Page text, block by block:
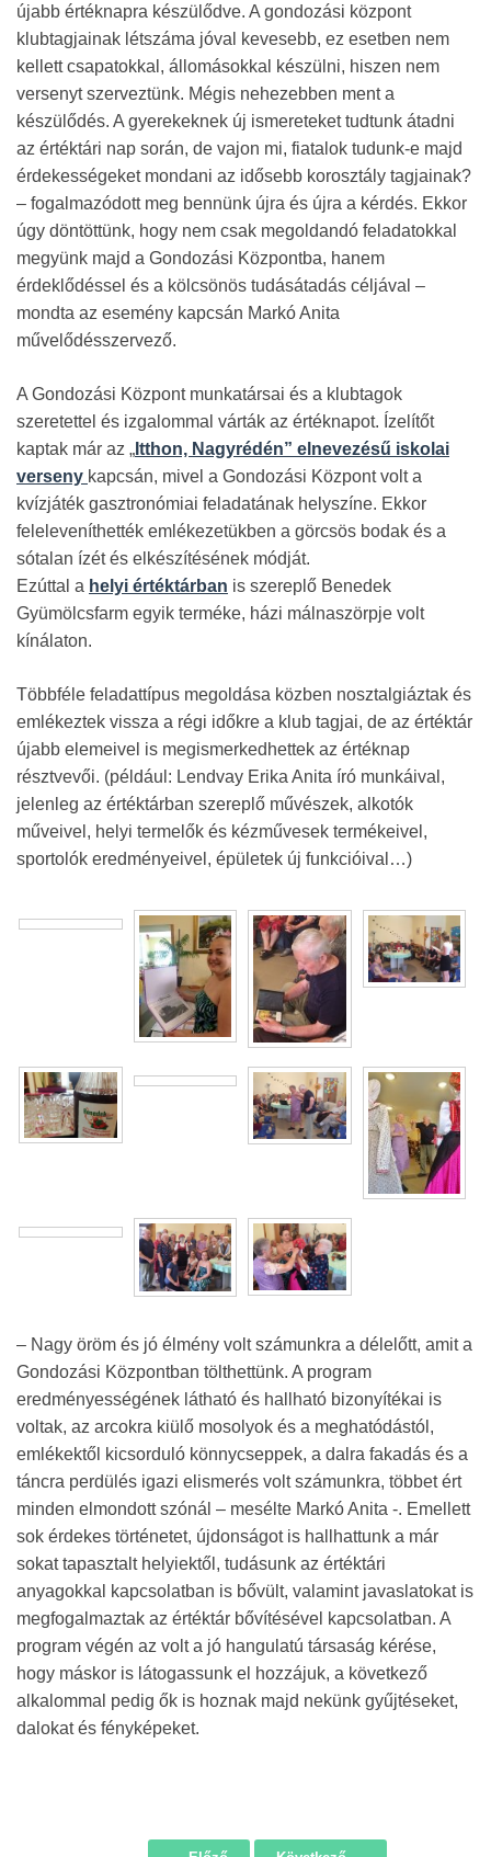
újabb értéknapra készülődve. A gondozási központ
klubtagjainak létszáma jóval kevesebb, ez esetben nem
kellett csapatokkal, állomásokkal készülni, hiszen nem
versenyt szerveztünk. Mégis nehezebben ment a
készülődés. A gyerekeknek új ismereteket tudtunk átadni
az értéktári nap során, de vajon mi, fiatalok tudunk-e majd
érdekességeket mondani az idősebb korosztály tagjainak?
– fogalmazódott meg bennünk újra és újra a kérdés. Ekkor
úgy döntöttünk, hogy nem csak megoldandó feladatokkal
megyünk majd a Gondozási Központba, hanem
érdeklődéssel és a kölcsönös tudásátadás céljával –
mondta az esemény kapcsán Markó Anita
művelődésszervező.
A Gondozási Központ munkatársai és a klubtagok
szeretettel és izgalommal várták az értéknapot. Ízelítőt
kaptak már az „ Itthon, Nagyrédén” elnevezésű iskolai
verseny kapcsán, mivel a Gondozási Központ volt a
kvízjáték gasztronómiai feladatának helyszíne. Ekkor
feleleveníthették emlékezetükben a görcsös bodak és a
sótalan ízét és elkészítésének módját.
Ezúttal a helyi értéktárban is szereplő Benedek
Gyümölcsfarm egyik terméke, házi málnaszörpje volt
kínálaton.
Többféle feladattípus megoldása közben nosztalgiáztak és
emlékeztek vissza a régi időkre a klub tagjai, de az értéktár
újabb elemeivel is megismerkedhettek az értéknap
résztvevői. (például: Lendvay Erika Anita író munkáival,
jelenleg az értéktárban szereplő művészek, alkotók
műveivel, helyi termelők és kézművesek termékeivel,
sportolók eredményeivel, épületek új funkcióival…)
– Nagy öröm és jó élmény volt számunkra a délelőtt, amit a
Gondozási Központban tölthettünk. A program
eredményességének látható és hallható bizonyítékai is
voltak, az arcokra kiülő mosolyok és a meghatódástól,
emlékektől kicsorduló könnycseppek, a dalra fakadás és a
táncra perdülés igazi elismerés volt számunkra, többet ért
minden elmondott szónál – mesélte Markó Anita -. Emellett
sok érdekes történetet, újdonságot is hallhattunk a már
sokat tapasztalt helyiektől, tudásunk az értéktári
anyagokkal kapcsolatban is bővült, valamint javaslatokat is
megfogalmaztak az értéktár bővítésével kapcsolatban. A
program végén az volt a jó hangulatú társaság kérése,
hogy máskor is látogassunk el hozzájuk, a következő
alkalommal pedig ők is hoznak majd nekünk gyűjtéseket,
dalokat és fényképeket.